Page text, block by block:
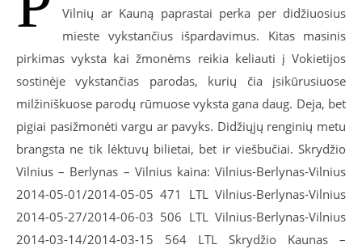
Vilnių ar Kauną paprastai perka per didžiuosius
mieste vykstančius išpardavimus. Kitas masinis
pirkimas vyksta kai žmonėms reikia keliauti į Vokietijos
sostinėje vykstančias parodas, kurių čia įsikūrusiuose
milžiniškuose parodų rūmuose vyksta gana daug. Deja, bet
pigiai pasižmonėti vargu ar pavyks. Didžiųjų renginių metu
brangsta ne tik lėktuvų bilietai, bet ir viešbučiai. Skrydžio
Vilnius – Berlynas – Vilnius kaina: Vilnius-Berlynas-Vilnius
2014-05-01/2014-05-05 471 LTL Vilnius-Berlynas-Vilnius
2014-05-27/2014-06-03 506 LTL Vilnius-Berlynas-Vilnius
2014-03-14/2014-03-15 564 LTL Skrydžio Kaunas –